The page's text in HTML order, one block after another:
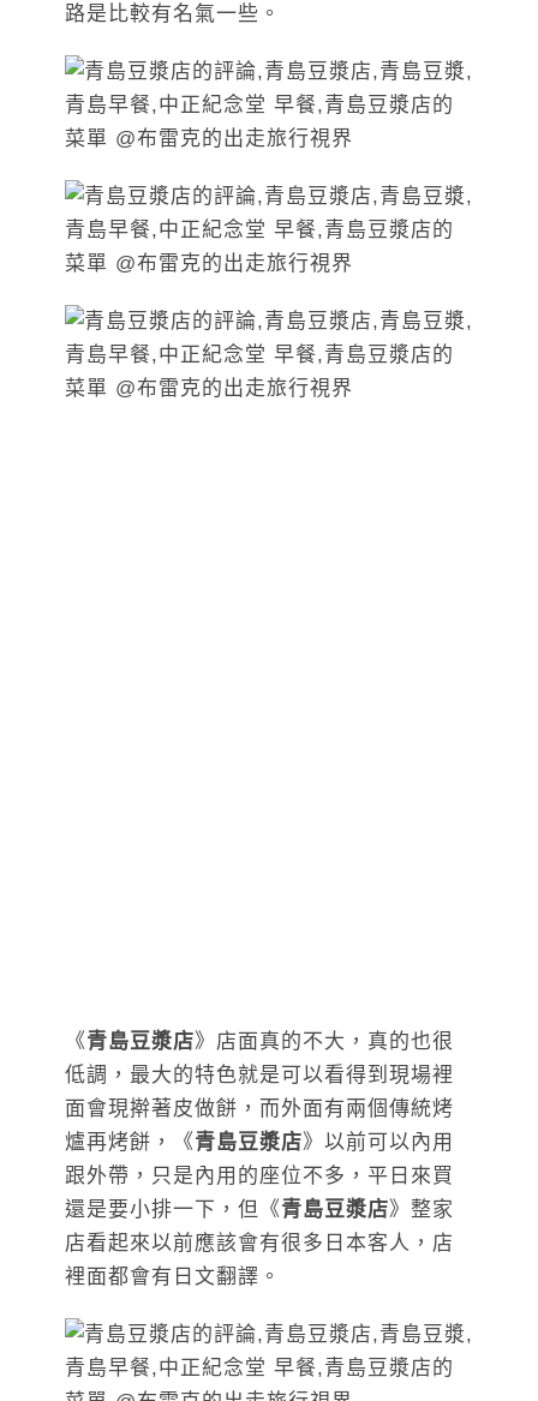
路是比較有名氣一些。
《青島豆漿店》店面真的不大，真的也很
低調，最大的特色就是可以看得到現場裡
面會現擀著皮做餅，而外面有兩個傳統烤
爐再烤餅，《青島豆漿店》以前可以內用
跟外帶，只是內用的座位不多，平日來買
還是要小排一下，但《青島豆漿店》整家
店看起來以前應該會有很多日本客人，店
裡面都會有日文翻譯。